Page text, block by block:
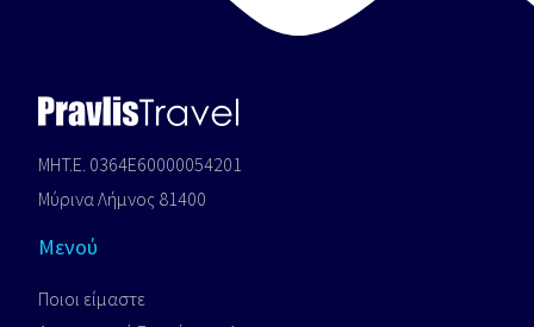
MHT.E. 0364E60000054201
Μύρινα Λήμνος 81400
Μενού
Ποιοι είμαστε